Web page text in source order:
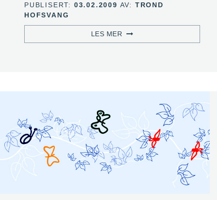
PUBLISERT: 03.02.2009 AV: TROND
HOFSVANG
LES MER